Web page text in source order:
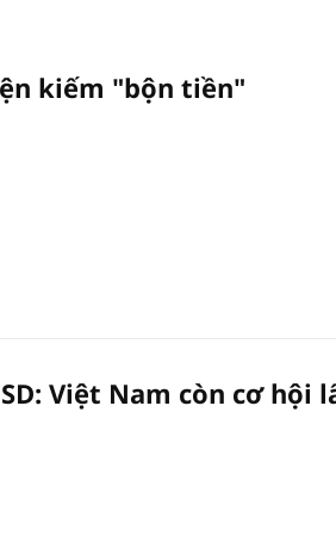
kiếm "bộn tiền"
Việt Nam còn cơ hội